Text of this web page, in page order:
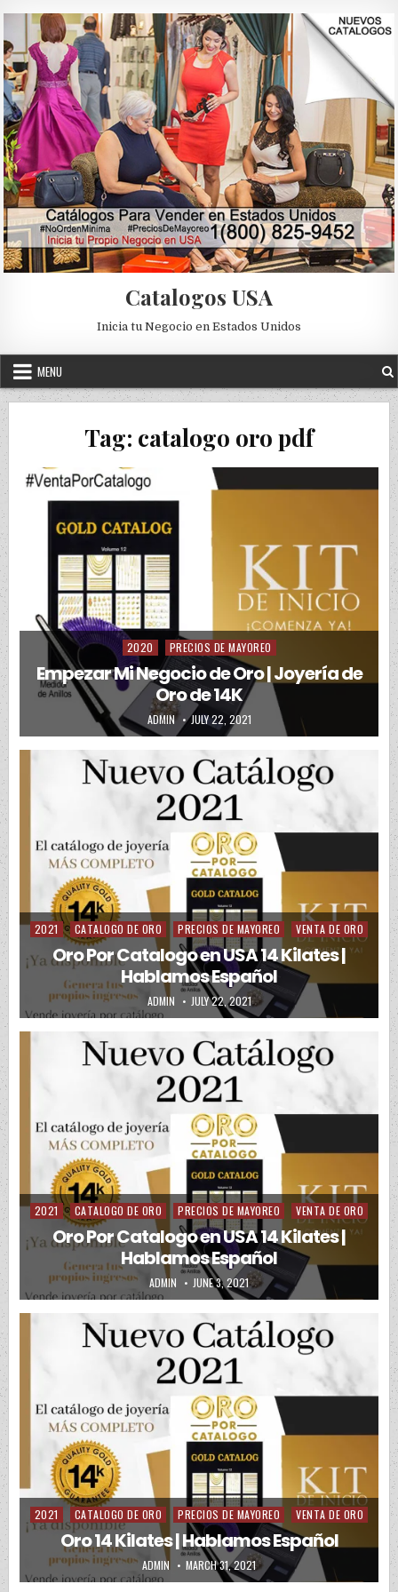
Catalogos USA
Inicia tu Negocio en Estados Unidos
MENU
Tag: catalogo oro pdf
Posted in
2020 PRECIOS DE MAYOREO
Empezar Mi Negocio de Oro | Joyería de
Oro de 14K
AUTHOR:
ADMIN PUBLISHED DATE:
JULY 22, 2021
Posted in
2021 CATALOGO DE ORO PRECIOS DE MAYOREO VENTA DE ORO
Oro Por Catalogo en USA 14 Kilates |
Hablamos Español
AUTHOR:
ADMIN PUBLISHED DATE:
JULY 22, 2021
Posted in
2021 CATALOGO DE ORO PRECIOS DE MAYOREO VENTA DE ORO
Oro Por Catalogo en USA 14 Kilates |
Hablamos Español
AUTHOR:
ADMIN PUBLISHED DATE:
JUNE 3, 2021
Posted in
2021 CATALOGO DE ORO PRECIOS DE MAYOREO VENTA DE ORO
Oro 14 Kilates | Hablamos Español
AUTHOR:
ADMIN PUBLISHED DATE:
MARCH 31, 2021